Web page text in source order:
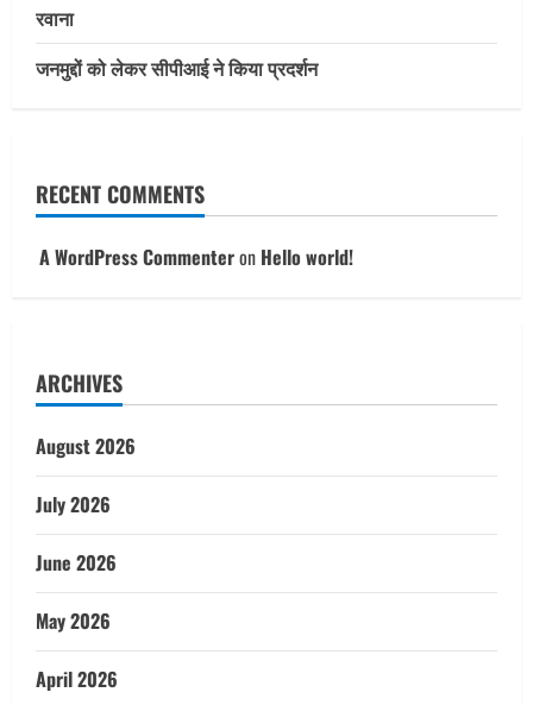
रवाना
जनमुद्दों को लेकर सीपीआई ने किया प्रदर्शन
RECENT COMMENTS
A WordPress Commenteron Hello world!
ARCHIVES
August 2026
July 2026
June 2026
May 2026
April 2026